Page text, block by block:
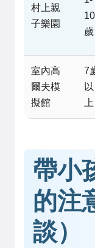
村上親
子樂園
10
歲
室內高
爾夫模
擬館
7
以
上
帶小
的注
談）